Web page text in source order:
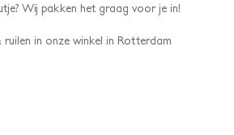
Wij pakken het graag voor je in!
ruilen in onze winkel in Rotterdam